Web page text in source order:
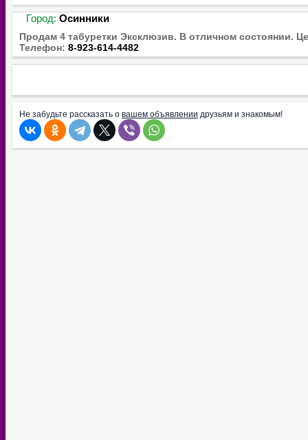
Город: Осинники
Продам 4 табуретки Эксклюзив. В отличном состоянии.
Телефон: 8-923-614-4482
Не забудьте рассказать о вашем объявлении друзьям и знакомым!